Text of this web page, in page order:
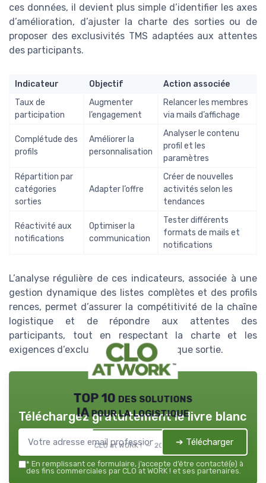
ces données, il devient plus simple d’identifier les axes
d’amélioration, d’ajuster la charte des sorties ou de
proposer des exclusivités TMS adaptées aux attentes
des participants.
Indicateur Objectif
Action associée
Taux de
participation
Augmenter
l’engagement
Relancer les membres
via mails d’affichage
Complétude des
profils
Améliorer la
personnalisation
Analyser le contenu
profil et les
paramètres
Répartition par
catégories
sorties
Adapter l’offre
Créer de nouvelles
activités selon les
tendances
Réactivité aux
notifications
Optimiser la
communication
Tester différents
formats de mails et
notifications
L’analyse régulière de ces indicateurs, associée à une
gestion dynamique des listes complètes et des profils
rences, permet d’assurer la compétitivité de la chaîne
logistique et de répondre aux attentes des
participants, tout en respectant la charte et les
exigences d’exclusivité propres à chaque sortie.
TOP 10 des solutions
IA pour la logistique
CLO at WORK ! — 2026
Téléchargez gratuitement le livre blanc
➔ Télécharger
* En remplissant ce formulaire, j’accepte d’être contacté(e) à
des fins commerciales par CLO at WORK ! et ses partenaires.